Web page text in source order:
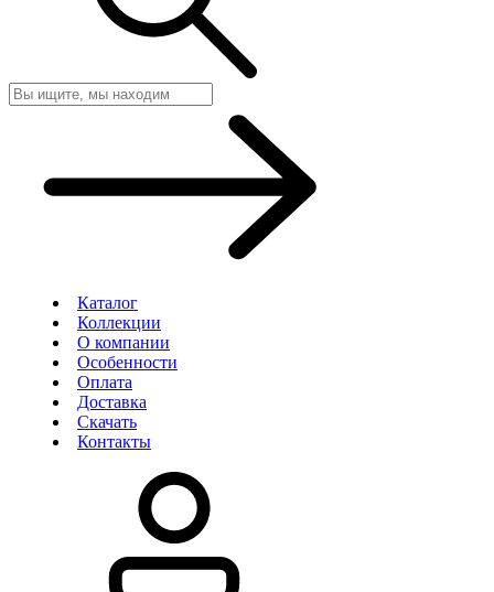
Каталог
Коллекции
О компании
Особенности
Оплата
Доставка
Скачать
Контакты